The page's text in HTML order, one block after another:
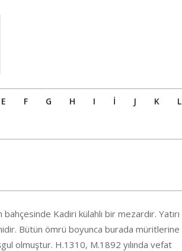
E F G H I İ J K L
Kadiri külahlı bir mezardır. Yatırı
Bütün ömrü boyunca burada müritlerine
olmuştur. H.1310, M.1892 yılında vefat